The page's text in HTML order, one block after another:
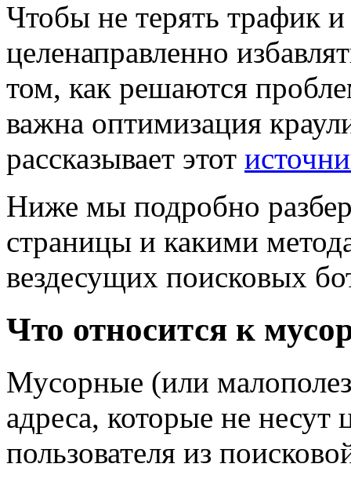
Чтобы не терять трафик
целенаправленно
том, как решаются
важна оптимизация
рассказывает этот
Ниже мы подробно
страницы и какими
вездесущих поисковых
Что относится к
Мусорные (или
адреса, которые не несут
пользователя из